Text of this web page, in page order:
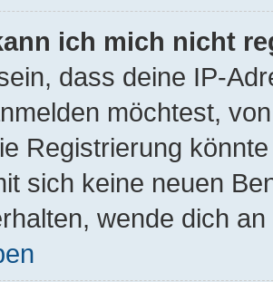
ich mich nicht
dass deine IP-
möchtest,
Registrierung
sich keine neuen
wende dich